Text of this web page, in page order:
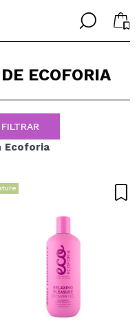
╳
╳
IDIOMA
ECOFORIA
Ecoforia